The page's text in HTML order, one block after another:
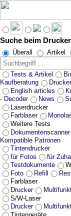
Suche beim
Überall Artikel
Tests & Artikel
Kaufberatung
English articles
- Decoder
News
Laserdrucker
Farblaser
Weitere Tests
Dokumentenscanner
Kompatible Patronen
Tintendrucker
für Fotos
für
Testdokumente
Foto
Refill
Farblaser
Drucker
S/W-Laser
Drucker